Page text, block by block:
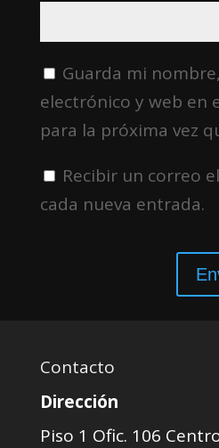
Guarda mi
electrónico y web en
para la próxima vez
Recibir un correo
cada nueva entrada.
Contacto
Dirección
Piso 1 Ofic. 106